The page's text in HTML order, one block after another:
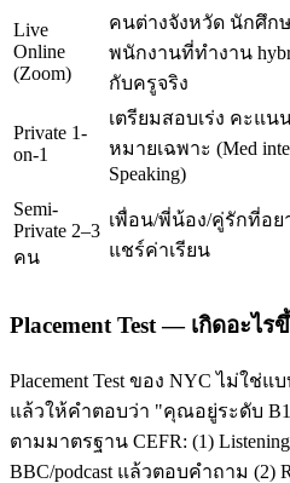
Live
Online
(Zoom)
คนต่างจังหวัด นักศึก
พนักงานที่ทำงาน
กับครูจริง
Private 1-
on-1
เตรียมสอบเร่ง คะแน
หมายเฉพาะ (Med
Speaking)
Semi-
Private 2–3
คน
เพื่อน/พี่น้อง/คู่รักที่อย
แชร์ค่าเรียน
Placement Test — เกิดอะไ
Placement Test ของ NYC ไม่ใช่
แล้วให้คำตอบว่า "คุณอยู่ระดับ
ตามมาตรฐาน CEFR: (1)
BBC/podcast แล้วตอบคำถาม (2)